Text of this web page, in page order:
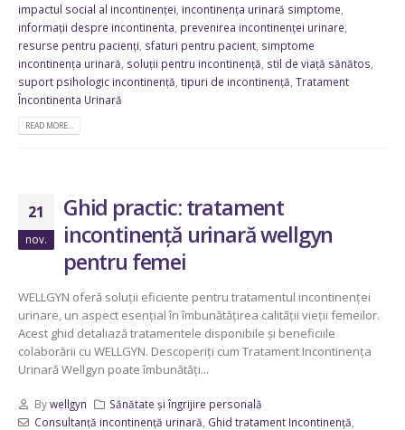
impactul social al incontinenței incontinența urinară simptome
informații despre incontinenta prevenirea incontinenței urinare
resurse pentru pacienți sfaturi pentru pacient simptome
incontinența urinară soluții pentru incontinență stil de viață sănătos
suport psihologic incontinență tipuri de incontinență Tratament
Încontinenta Urinară
READ MORE...
21
nov.
Ghid practic: tratament
incontinență urinară wellgyn
pentru femei
WELLGYN oferă soluții eficiente pentru tratamentul incontinenței
urinare, un aspect esențial în îmbunătățirea calității vieții femeilor.
Acest ghid detaliază tratamentele disponibile și beneficiile
colaborării cu WELLGYN. Descoperiți cum Tratament Incontinența
Urinară Wellgyn poate îmbunătăți...
Bywellgyn
Sănătate și îngrijire personală
Consultanță incontinență urinară Ghid tratament Incontinență